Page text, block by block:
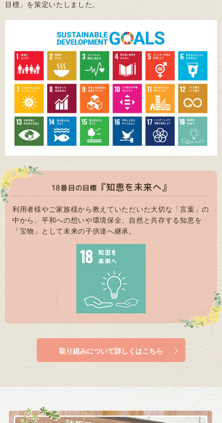
目標」を策定いたしました。
18番目の目標 『知恵を未来へ』
利用者様やご家族様から教えていただいた大切な「言葉」の
中から、平和への想いや環境保全、自然と共存する知恵を
「宝物」として未来の子供達へ継承。
取り組みについて詳しくはこちら